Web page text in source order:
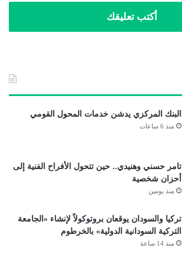
أكتب تعليقك
البنك المركزي يدشن خدمات المحول القومي
منذ 6 ساعات
تامر حسني وهنيدي.. حين تتحول الأفراح الفنية إلى
أحزان شخصية
منذ يومين
تركيا والسودان يوقعان بروتوكولاً لإنشاء «الجامعة
التركية السودانية الدولية» بالخرطوم
منذ 14 ساعة